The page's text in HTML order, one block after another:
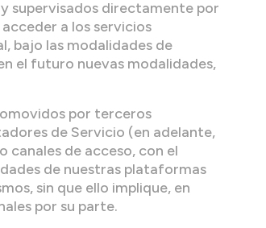
supervisados directamente por
a los servicios
bajo las modalidades de
el futuro nuevas modalidades,
por terceros
de Servicio (en adelante,
canales de acceso, con el
de nuestras plataformas
sin que ello implique, en
por su parte.